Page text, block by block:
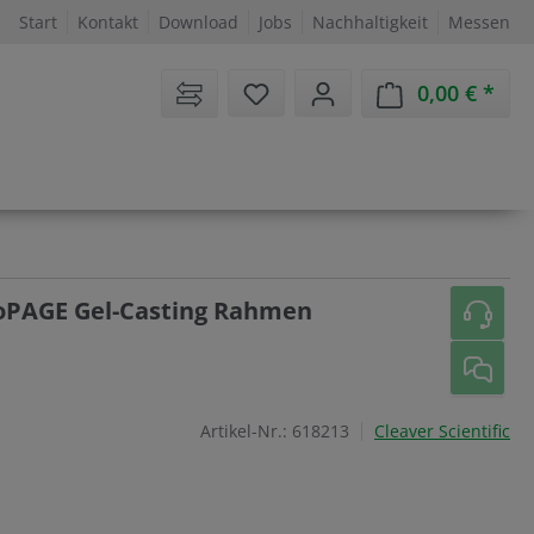
Start Kontakt Download Jobs Nachhaltigkeit Messen
Sie haben 0 Artikel auf dem
0,00 €
Gel-Casting Rahmen
Artikel-Nr.: 618213 Cleaver Scientific